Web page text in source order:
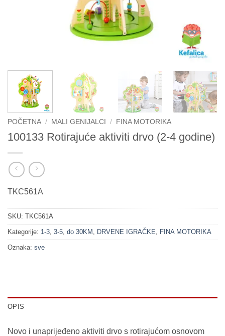
POČETNA / MALI GENIJALCI / FINA MOTORIKA
100133 Rotirajuće aktiviti drvo (2-4 godine)
TKC561A
SKU: TKC561A
Kategorije: 1-3, 3-5, do 30KM , DRVENE IGRAČKE, FINA MOTORIKA
Oznaka: sve
OPIS
Novo i unaprijeđeno aktiviti drvo s rotirajućom osnovom